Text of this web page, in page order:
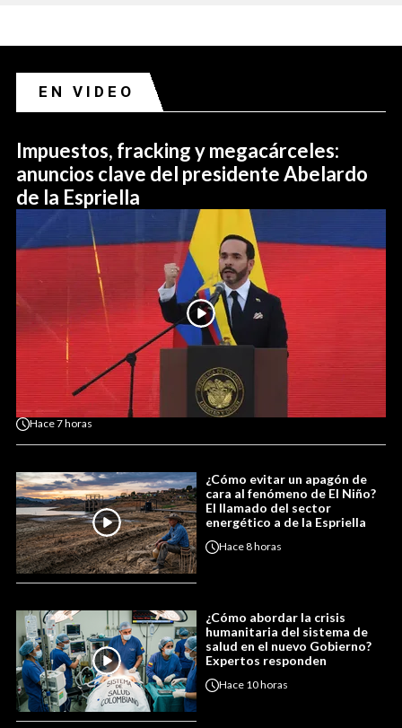
EN VIDEO
Impuestos, fracking y megacárceles:
anuncios clave del presidente Abelardo
de la Espriella
Hace7 horas
¿Cómo evitar un apagón de
cara al fenómeno de El Niño?
El llamado del sector
energético a de la Espriella
Hace8 horas
¿Cómo abordar la crisis
humanitaria del sistema de
salud en el nuevo Gobierno?
Expertos responden
Hace 10 horas